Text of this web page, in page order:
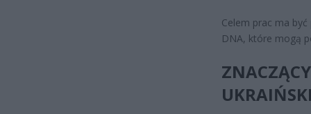
Celem prac ma
DNA, które mogą